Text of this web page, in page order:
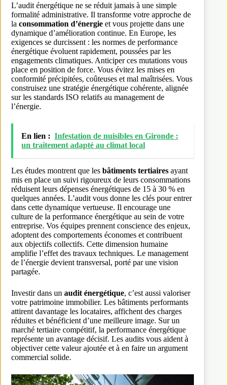
L’audit énergétique ne se réduit jamais à une simple
formalité administrative. Il transforme votre approche de
la consommation d’énergie et vous projette dans une
dynamique d’amélioration continue. En Europe, les
exigences se durcissent : les normes de performance
énergétique évoluent rapidement, poussées par les
engagements climatiques. Anticiper ces mutations vous
place en position de force. Vous évitez les mises en
conformité précipitées, coûteuses et mal maîtrisées. Vous
construisez une stratégie énergétique cohérente, alignée
sur les standards ISO relatifs au management de
l’énergie.
En lien : Infestation de nuisibles en Gironde :
un traitement adapté au climat local
Les études montrent que les bâtiments tertiaires ayant
mis en place un suivi rigoureux de leurs consommations
réduisent leurs dépenses énergétiques de 15 à 30 % en
quelques années. L’audit vous donne les clés pour entrer
dans cette dynamique vertueuse. Il encourage une
culture de la performance énergétique au sein de votre
entreprise. Vos équipes prennent conscience des enjeux,
adoptent des comportements économes et contribuent
aux objectifs collectifs. Cette dimension humaine
amplifie l’effet des travaux techniques. Le management
de l’énergie devient transversal, porté par une vision
partagée.
Investir dans un audit énergétique, c’est aussi valoriser
votre patrimoine immobilier. Les bâtiments performants
attirent davantage les locataires, affichent des charges
réduites et bénéficient d’une meilleure image. Sur un
marché tertiaire compétitif, la performance énergétique
représente un avantage décisif. Les audits vous aident à
objectiver cette valeur ajoutée et à en faire un argument
commercial solide.